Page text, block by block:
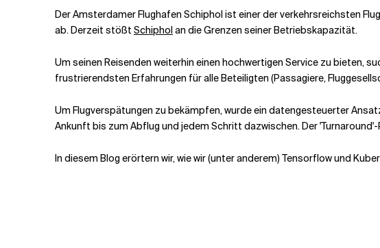
Verwandte Themen
Der Amsterdamer Flughafen Schiphol ist einer der verkehrsreichsten
ab. Derzeit stößt Schipholan die Grenzen seiner Betriebskapazität.
Um seinen Reisenden weiterhin einen hochwertigen Service zu bieten,
frustrierendsten Erfahrungen für alle Beteiligten (Passagiere,
Um Flugverspätungen zu bekämpfen, wurde ein datengesteuerter
Ankunft bis zum Abflug und jedem Schritt dazwischen. Der
In diesem Blog erörtern wir, wie wir (unter anderem) Tensorflow und